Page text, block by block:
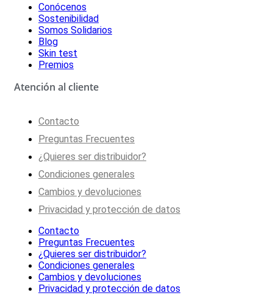
Conócenos
Sostenibilidad
Somos Solidarios
Blog
Skin test
Premios
Atención al cliente
Contacto
Preguntas Frecuentes
¿Quieres ser distribuidor?
Condiciones generales
Cambios y devoluciones
Privacidad y protección de datos
Contacto
Preguntas Frecuentes
¿Quieres ser distribuidor?
Condiciones generales
Cambios y devoluciones
Privacidad y protección de datos